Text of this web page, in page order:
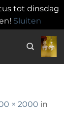
tot dinsdag
Sluiten
× 2000 in